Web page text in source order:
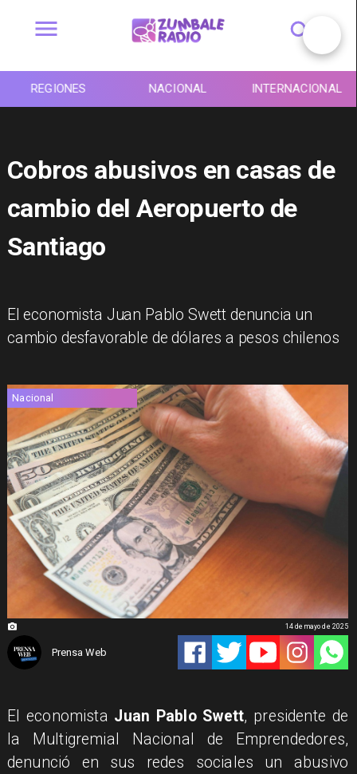
REGIONES NACIONAL INTERNACIONAL
Cobros abusivos en casas de
cambio del Aeropuerto de
Santiago
El economista Juan Pablo Swett denuncia un
cambio desfavorable de dólares a pesos chilenos
Nacional
Prensa Web
14 de mayo de 2025
El economista Juan Pablo Swett, presidente de
la Multigremial Nacional de Emprendedores,
denunció en sus redes sociales un abusivo